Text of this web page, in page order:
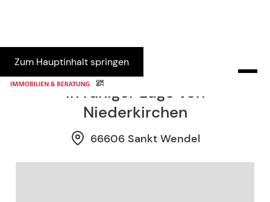
Zum Hauptinhalt springen
Freistehendes Zweifamilienhaus
in ruhiger Lage von
Niederkirchen
66606 Sankt Wendel